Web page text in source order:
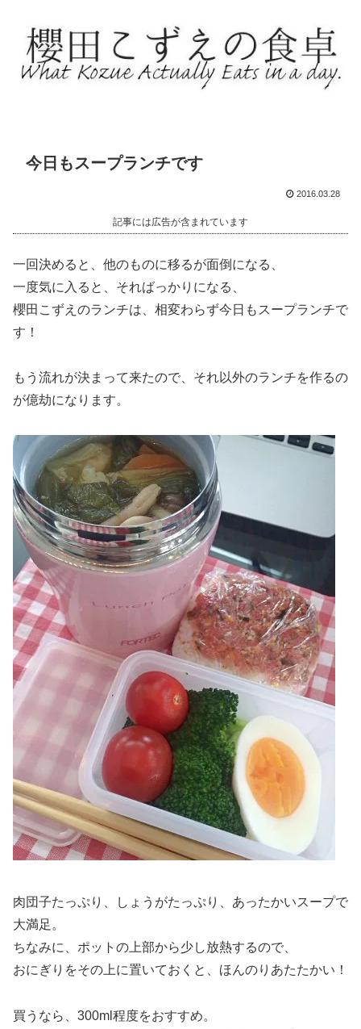
今日もスープランチです
2016.03.28
記事には広告が含まれています
一回決めると、他のものに移るが面倒になる、
一度気に入ると、そればっかりになる、
櫻田こずえのランチは、相変わらず今日もスープランチで
す！
もう流れが決まって来たので、それ以外のランチを作るの
が億劫になります。
肉団子たっぷり、しょうがたっぷり、あったかいスープで
大満足。
ちなみに、ポットの上部から少し放熱するので、
おにぎりをその上に置いておくと、ほんのりあたたかい！
買うなら、300ml程度をおすすめ。